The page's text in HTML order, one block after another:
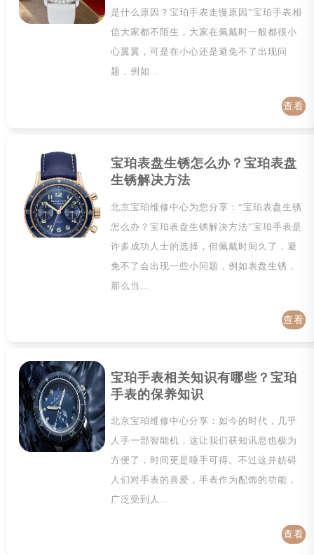
是什么原因？宝珀手表走慢原因”宝珀手表相
信大家都不陌生，大家在佩戴时一般都很小
心翼翼，可是在小心还是避免不了出现问
题，例如...
查看
宝珀表盘生锈怎么办？宝珀表盘
生锈解决方法
北京宝珀维修中心为您分享：“宝珀表盘生锈
怎么办？宝珀表盘生锈解决方法”宝珀手表是
许多成功人士的选择，但佩戴时间久了，避
免不了会出现一些小问题，例如表盘生锈，
那么当...
查看
宝珀手表相关知识有哪些？宝珀
手表的保养知识
北京宝珀维修中心分享：如今的时代，几乎
人手一部智能机，这让我们获知讯息也极为
方便了，时间更是唾手可得。不过这并妨碍
人们对手表的喜爱，手表作为配饰的功能，
广泛受到人...
查看